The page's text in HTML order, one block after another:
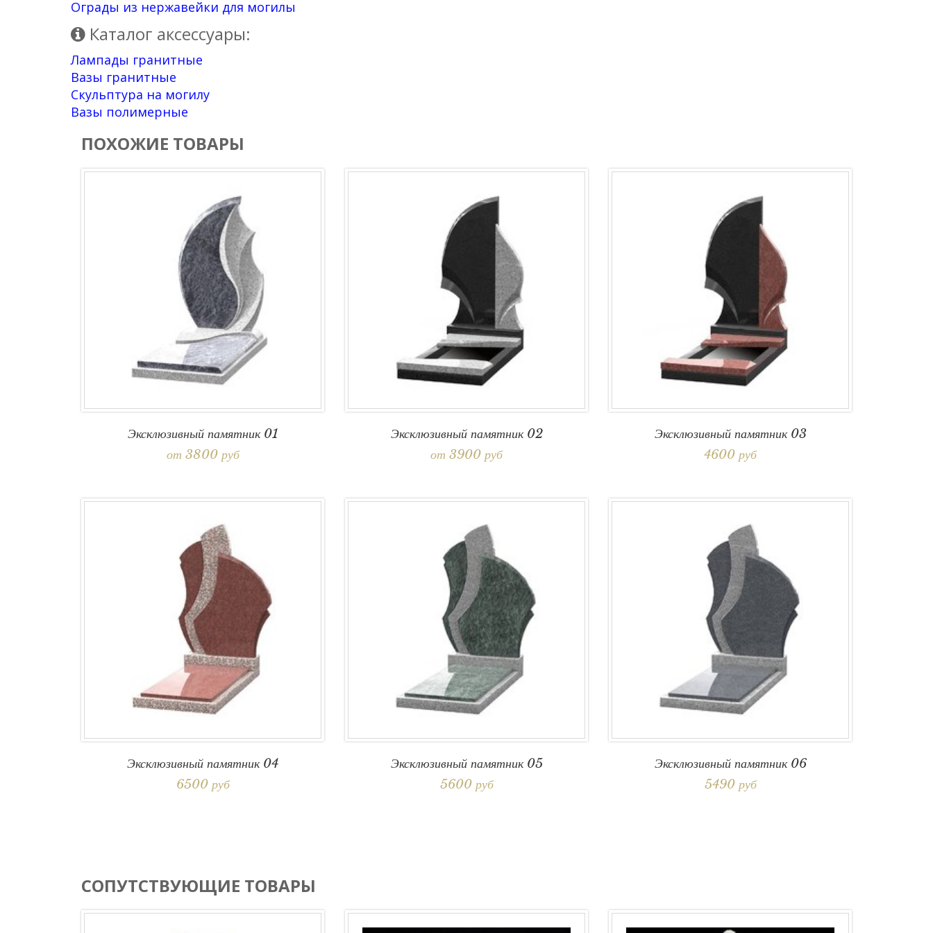
Ограды из нержавейки для могилы
Каталог аксессуары:
Лампады гранитные
Вазы гранитные
Скульптура на могилу
Вазы полимерные
ПОХОЖИЕ ТОВАРЫ
Эксклюзивный памятник 01
от 3800 руб
Эксклюзивный памятник 02
от 3900 руб
Эксклюзивный памятник 03
4600 руб
Эксклюзивный памятник 04
6500 руб
Эксклюзивный памятник 05
5600 руб
Эксклюзивный памятник 06
5490 руб
СОПУТСТВУЮЩИЕ ТОВАРЫ